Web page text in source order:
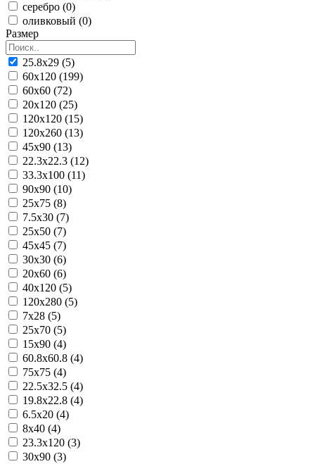
серебро (0)
оливковый (0)
Размер
25.8x29 (5)
60x120 (199)
60x60 (72)
20x120 (25)
120x120 (15)
120x260 (13)
45x90 (13)
22.3x22.3 (12)
33.3x100 (11)
90x90 (10)
25x75 (8)
7.5x30 (7)
25x50 (7)
45x45 (7)
30x30 (6)
20x60 (6)
40x120 (5)
120x280 (5)
7x28 (5)
25x70 (5)
15x90 (4)
60.8x60.8 (4)
75x75 (4)
22.5x32.5 (4)
19.8x22.8 (4)
6.5x20 (4)
8x40 (4)
23.3x120 (3)
30x90 (3)